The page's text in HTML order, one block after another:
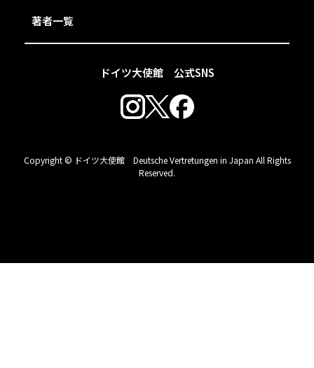
ドイツ大使館 公式SNS
著者一覧
Copyright © ドイツ大使館 Deutsche Vertretungen in Japan All Rights
Reserved.